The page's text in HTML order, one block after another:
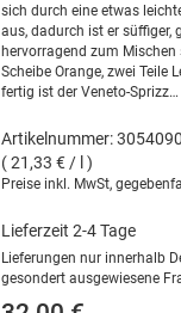
sich durch eine etwas
aus, dadurch ist er
hervorragend zum
Scheibe Orange, zwei Teile
fertig ist der Veneto-Sprizz…
Artikelnummer:
( 21,33 € / l )
Preise inkl. MwSt,
Lieferzeit 2-4 Tage
Lieferungen nur innerhalb
gesondert ausgewiesene